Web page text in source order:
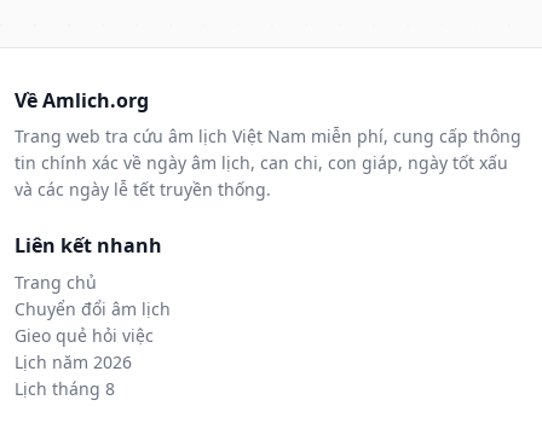
Về Amlich.org
Trang web tra cứu âm lịch Việt Nam miễn phí, cung cấp thông
tin chính xác về ngày âm lịch, can chi, con giáp, ngày tốt xấu
và các ngày lễ tết truyền thống.
Liên kết nhanh
Trang chủ
Chuyển đổi âm lịch
Gieo quẻ hỏi việc
Lịch năm 2026
Lịch tháng 8